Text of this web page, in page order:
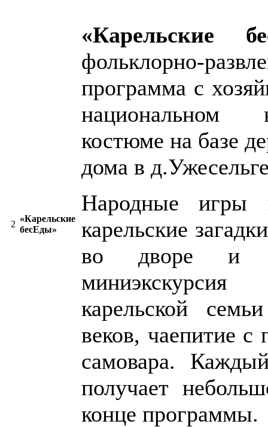
2
«Карельские
бесЕды»
«Карельские
фольклорно-
программа с
национальном
костюме на базе
дома в
Народные игры
карельские
во дворе и
карельской
веков, чаепитие с
самовара.
получает
конце программы.